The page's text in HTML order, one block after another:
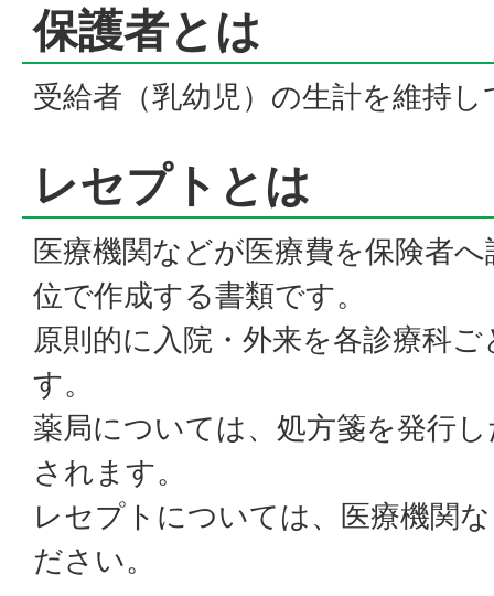
保護者とは
受給者（乳幼児）の生計を維持
レセプトとは
医療機関などが医療費を保険者
位で作成する書類です。
原則的に入院・外来を各診療科
す。
薬局については、処方箋を発行
されます。
レセプトについては、医療機関
ださい。